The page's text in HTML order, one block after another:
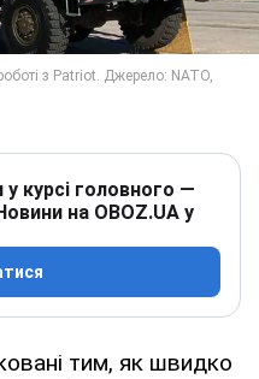
курсі головного —
на OBOZ.UA у
тим, як швидко